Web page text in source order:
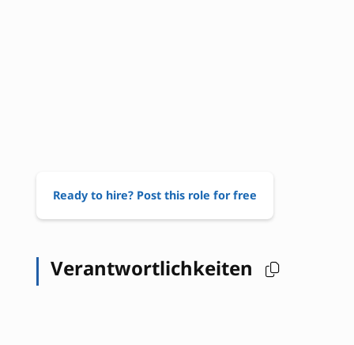
Ready to hire? Post this role for free
Verantwortlichkeiten